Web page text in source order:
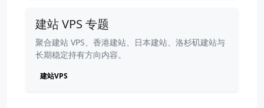
建站 VPS 专题
聚合建站 VPS、香港建站、日本建站、洛杉矶建站与
长期稳定持有方向内容。
建站VPS